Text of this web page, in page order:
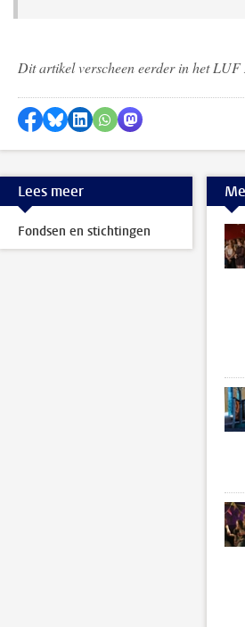
Dit artikel verscheen eerder in het LUF
Delen op Facebook
Delen via Bluesky
Delen op LinkedIn
Delen via WhatsApp
Delen via Mastodon
Lees meer
Fondsen en stichtingen